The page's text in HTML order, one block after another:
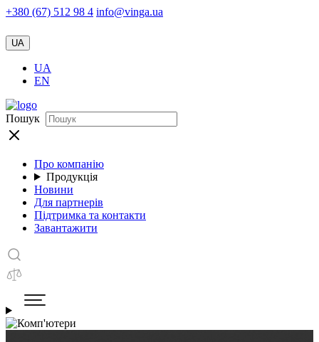
+380 (67) 512 98 4 info@vinga.ua
UA
UA
EN
Пошук
Про компанію
Продукція
Новини
Для партнерів
Підтримка та контакти
Завантажити